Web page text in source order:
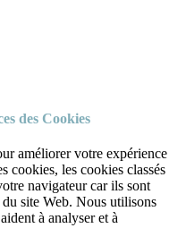
des Cookies
améliorer votre expérience
cookies, les cookies classés
navigateur car ils sont
site Web. Nous utilisons
à analyser et à